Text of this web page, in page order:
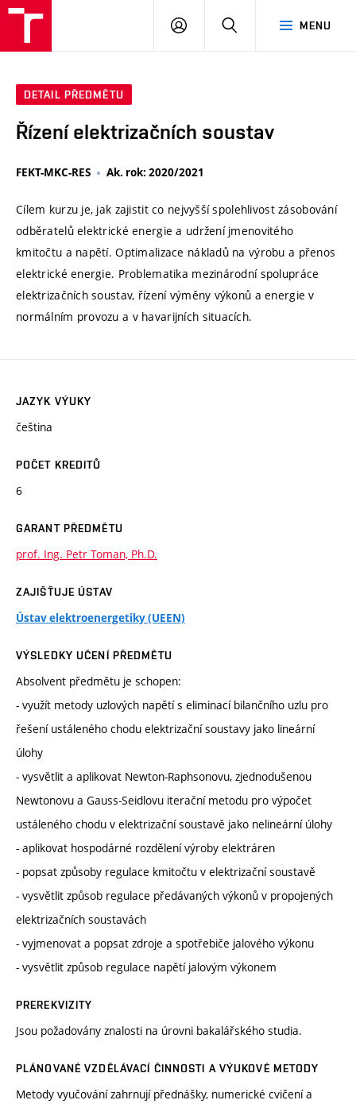
MENU
PŘIHLÁSIT
DETAIL PŘEDMĚTU
Řízení elektrizačních soustav
FEKT-MKC-RES Ak. rok: 2020/2021
Cílem kurzu je, jak zajistit co nejvyšší spolehlivost zásobování
odběratelů elektrické energie a udržení jmenovitého
kmitočtu a napětí. Optimalizace nákladů na výrobu a přenos
elektrické energie. Problematika mezinárodní spolupráce
elektrizačních soustav, řízení výměny výkonů a energie v
normálním provozu a v havarijních situacích.
JAZYK VÝUKY
čeština
POČET KREDITŮ
6
GARANT PŘEDMĚTU
prof. Ing. Petr Toman, Ph.D.
ZAJIŠŤUJE ÚSTAV
Ústav elektroenergetiky (UEEN)
VÝSLEDKY UČENÍ PŘEDMĚTU
Absolvent předmětu je schopen:
- využít metody uzlových napětí s eliminací bilančního uzlu pro
řešení ustáleného chodu elektrizační soustavy jako lineární
úlohy
- vysvětlit a aplikovat Newton-Raphsonovu, zjednodušenou
Newtonovu a Gauss-Seidlovu iterační metodu pro výpočet
ustáleného chodu v elektrizační soustavě jako nelineární úlohy
- aplikovat hospodárné rozdělení výroby elektráren
- popsat způsoby regulace kmitočtu v elektrizační soustavě
- vysvětlit způsob regulace předávaných výkonů v propojených
elektrizačních soustavách
- vyjmenovat a popsat zdroje a spotřebiče jalového výkonu
- vysvětlit způsob regulace napětí jalovým výkonem
PREREKVIZITY
Jsou požadovány znalosti na úrovni bakalářského studia.
PLÁNOVANÉ VZDĚLÁVACÍ ČINNOSTI A VÝUKOVÉ METODY
Metody vyučování zahrnují přednášky, numerické cvičení a